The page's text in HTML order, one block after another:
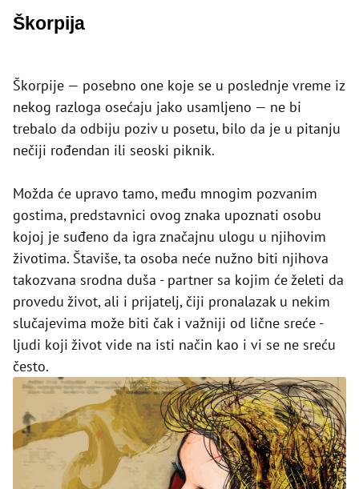
Škorpija
Škorpije — posebno one koje se u poslednje vreme iz
nekog razloga osećaju jako usamljeno — ne bi
trebalo da odbiju poziv u posetu, bilo da je u pitanju
nečiji rođendan ili seoski piknik.
Možda će upravo tamo, među mnogim pozvanim
gostima, predstavnici ovog znaka upoznati osobu
kojoj je suđeno da igra značajnu ulogu u njihovim
životima. Štaviše, ta osoba neće nužno biti njihova
takozvana srodna duša - partner sa kojim će želeti da
provedu život, ali i prijatelj, čiji pronalazak u nekim
slučajevima može biti čak i važniji od lične sreće -
ljudi koji život vide na isti način kao i vi se ne sreću
često.